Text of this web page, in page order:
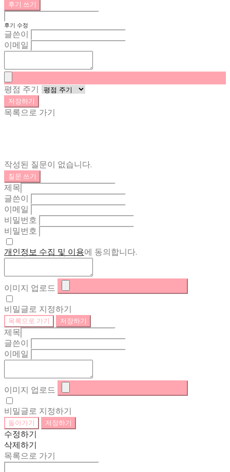
후기 쓰기
후기 수정
글쓴이
이메일
평점 주기
저장하기
목록으로 가기
작성된 질문이 없습니다.
질문 쓰기
제목
글쓴이
이메일
비밀번호
비밀번호
개인정보 수집 및 이용에 동의합니다.
이미지 업로드
비밀글로 지정하기
목록으로 가기 저장하기
제목
글쓴이
이메일
이미지 업로드
비밀글로 지정하기
돌아가기 저장하기
수정하기
삭제하기
목록으로 가기